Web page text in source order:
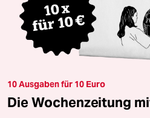
10 Ausgaben für 10 Euro
Die Wochenzeitung